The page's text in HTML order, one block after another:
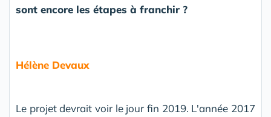
sont encore les étapes à franchir ?
Hélène Devaux
Le projet devrait voir le jour fin 2019. L'année 2017